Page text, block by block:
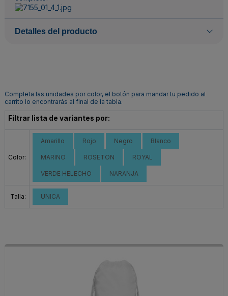
Detalles del producto
Completa las unidades por color, el botón para mandar tu pedido al
carrito lo encontrarás al final de la tabla.
Filtrar lista de variantes por:
Color:
Amarillo Rojo Negro Blanco
MARINO ROSETON ROYAL
VERDE HELECHO NARANJA
Talla: UNICA